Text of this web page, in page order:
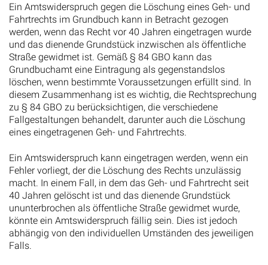
Ein Amtswiderspruch gegen die Löschung eines Geh- und
Fahrtrechts im Grundbuch kann in Betracht gezogen
werden, wenn das Recht vor 40 Jahren eingetragen wurde
und das dienende Grundstück inzwischen als öffentliche
Straße gewidmet ist. Gemäß § 84 GBO kann das
Grundbuchamt eine Eintragung als gegenstandslos
löschen, wenn bestimmte Voraussetzungen erfüllt sind. In
diesem Zusammenhang ist es wichtig, die Rechtsprechung
zu § 84 GBO zu berücksichtigen, die verschiedene
Fallgestaltungen behandelt, darunter auch die Löschung
eines eingetragenen Geh- und Fahrtrechts.
Ein Amtswiderspruch kann eingetragen werden, wenn ein
Fehler vorliegt, der die Löschung des Rechts unzulässig
macht. In einem Fall, in dem das Geh- und Fahrtrecht seit
40 Jahren gelöscht ist und das dienende Grundstück
ununterbrochen als öffentliche Straße gewidmet wurde,
könnte ein Amtswiderspruch fällig sein. Dies ist jedoch
abhängig von den individuellen Umständen des jeweiligen
Falls.